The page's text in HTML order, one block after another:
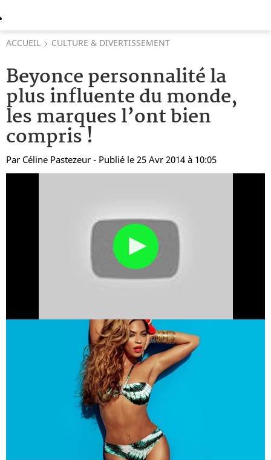
ACCUEIL CULTURE & DIVERTISSEMENT
Beyonce personnalité la
plus influente du monde,
les marques l’ont bien
compris !
Par Céline Pastezeur - Publié le 25 Avr 2014 à 10:05